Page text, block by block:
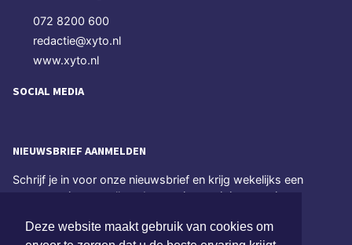
Deze website maakt gebruik van cookies om
072 8200 600
redactie@xyto.nl
www.xyto.nl
SOCIAL MEDIA
NIEUWSBRIEF AANMELDEN
Schrijf je in voor onze nieuwsbrief en krijg wekelijks een
samenvatting van alle gebeurtenissen uit jouw regio.
Aanmelden